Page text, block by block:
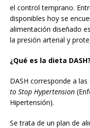
el control temprano.
disponibles hoy se
alimentación diseñado
la presión arterial y
¿Qué es la dieta DASH?
DASH corresponde a
to Stop Hypertension
Hipertensión).
Se trata de un plan de